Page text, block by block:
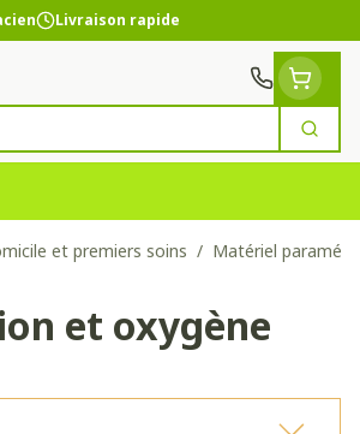
Livraison rapide
et premiers soins / Matériel
et oxygène